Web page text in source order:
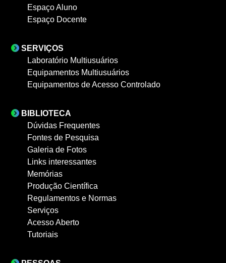
Espaço Aluno
Espaço Docente
SERVIÇOS
Laboratório Multiusuários
Equipamentos Multiusuários
Equipamentos de Acesso Controlado
BIBLIOTECA
Dúvidas Frequentes
Fontes de Pesquisa
Galeria de Fotos
Links interessantes
Memórias
Produção Científica
Regulamentos e Normas
Serviços
Acesso Aberto
Tutoriais